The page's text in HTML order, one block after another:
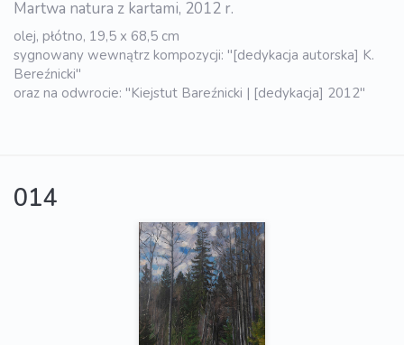
Martwa natura z kartami, 2012 r.
olej, płótno, 19,5 x 68,5 cm
sygnowany wewnątrz kompozycji: "[dedykacja autorska] K.
Bereźnicki"
oraz na odwrocie: "Kiejstut Bareźnicki | [dedykacja] 2012"
014